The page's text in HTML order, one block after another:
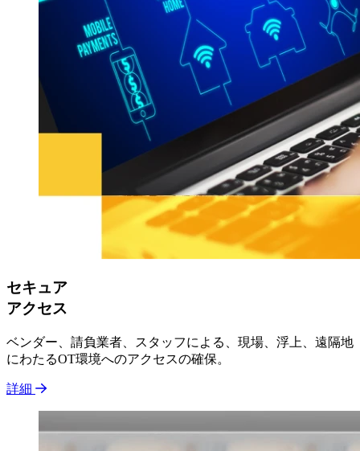
セキュア
アクセス
ベンダー、請負業者、スタッフによる、現場、浮上、遠隔地
にわたるOT環境へのアクセスの確保。
詳細